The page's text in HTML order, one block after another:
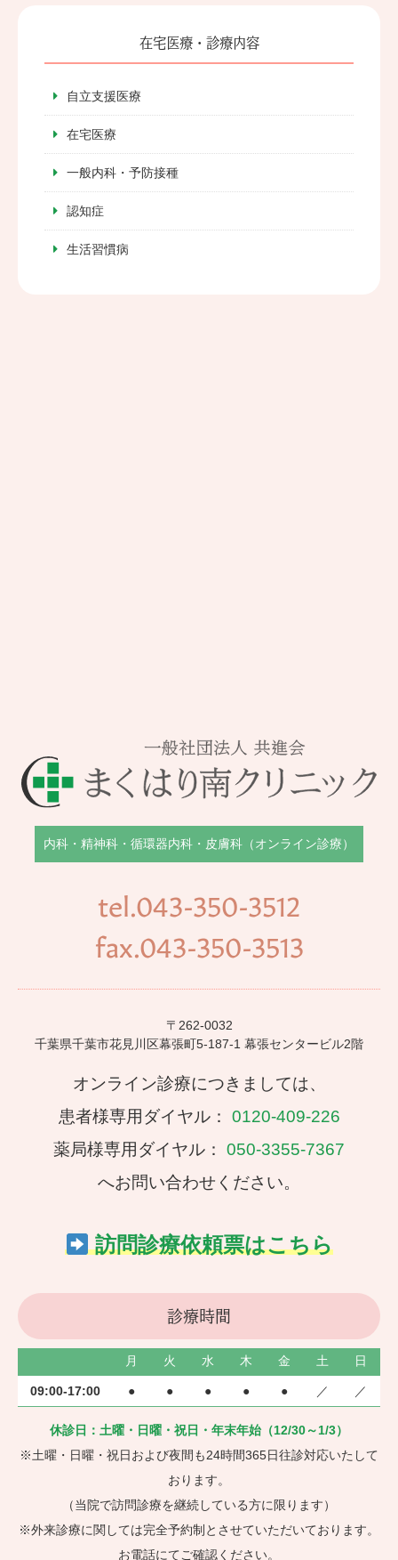
在宅医療・診療内容
自立支援医療
在宅医療
一般内科・予防接種
認知症
生活習慣病
内科・精神科・循環器内科・皮膚科（オンライン診療）
tel.043-350-3512
fax.043-350-3513
〒262-0032
千葉県千葉市花見川区幕張町5-187-1 幕張センタービル2階
オンライン診療につきましては、
患者様専用ダイヤル： 0120-409-226
薬局様専用ダイヤル： 050-3355-7367
へお問い合わせください。
訪問診療依頼票はこちら
診療時間
月 火 水 木 金 土 日
09:00-17:00 ● ● ● ● ● ／ ／
休診日：土曜・日曜・祝日・年末年始（12/30～1/3）
※土曜・日曜・祝日および夜間も24時間365日往診対応いたして
おります。
（当院で訪問診療を継続している方に限ります）
※外来診療に関しては完全予約制とさせていただいております。
お電話にてご確認ください。